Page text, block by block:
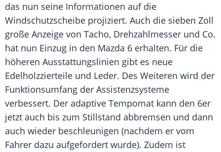
das nun seine Informationen auf die
Windschutzscheibe projiziert. Auch die sieben Zoll
große Anzeige von Tacho, Drehzahlmesser und Co.
hat nun Einzug in den Mazda 6 erhalten. Für die
höheren Ausstattungslinien gibt es neue
Edelholzzierteile und Leder. Des Weiteren wird der
Funktionsumfang der Assistenzsysteme
verbessert. Der adaptive Tempomat kann den 6er
jetzt auch bis zum Stillstand abbremsen und dann
auch wieder beschleunigen (nachdem er vom
Fahrer dazu aufgefordert wurde). Zudem ist